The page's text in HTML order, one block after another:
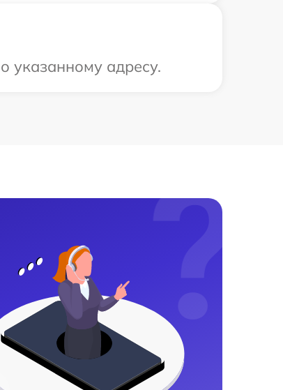
указанному адресу.